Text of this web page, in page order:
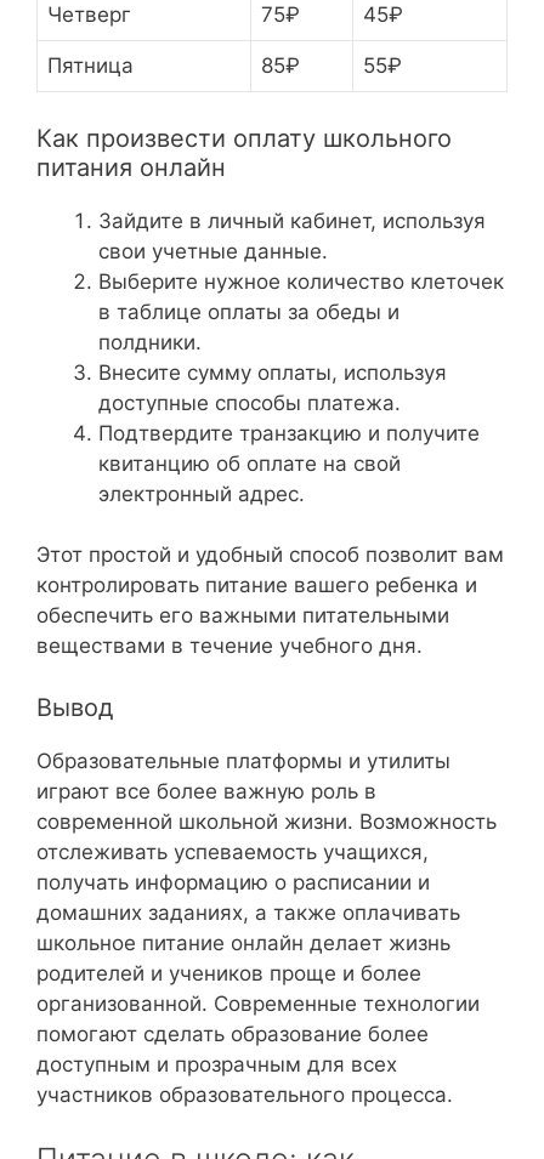
Четверг 75₽ 45₽
Пятница 85₽ 55₽
Как произвести оплату школьного
питания онлайн
Зайдите в личный кабинет, используя
свои учетные данные.
Выберите нужное количество клеточек
в таблице оплаты за обеды и
полдники.
Внесите сумму оплаты, используя
доступные способы платежа.
Подтвердите транзакцию и получите
квитанцию об оплате на свой
электронный адрес.
Этот простой и удобный способ позволит вам
контролировать питание вашего ребенка и
обеспечить его важными питательными
веществами в течение учебного дня.
Вывод
Образовательные платформы и утилиты
играют все более важную роль в
современной школьной жизни. Возможность
отслеживать успеваемость учащихся,
получать информацию о расписании и
домашних заданиях, а также оплачивать
школьное питание онлайн делает жизнь
родителей и учеников проще и более
организованной. Современные технологии
помогают сделать образование более
доступным и прозрачным для всех
участников образовательного процесса.